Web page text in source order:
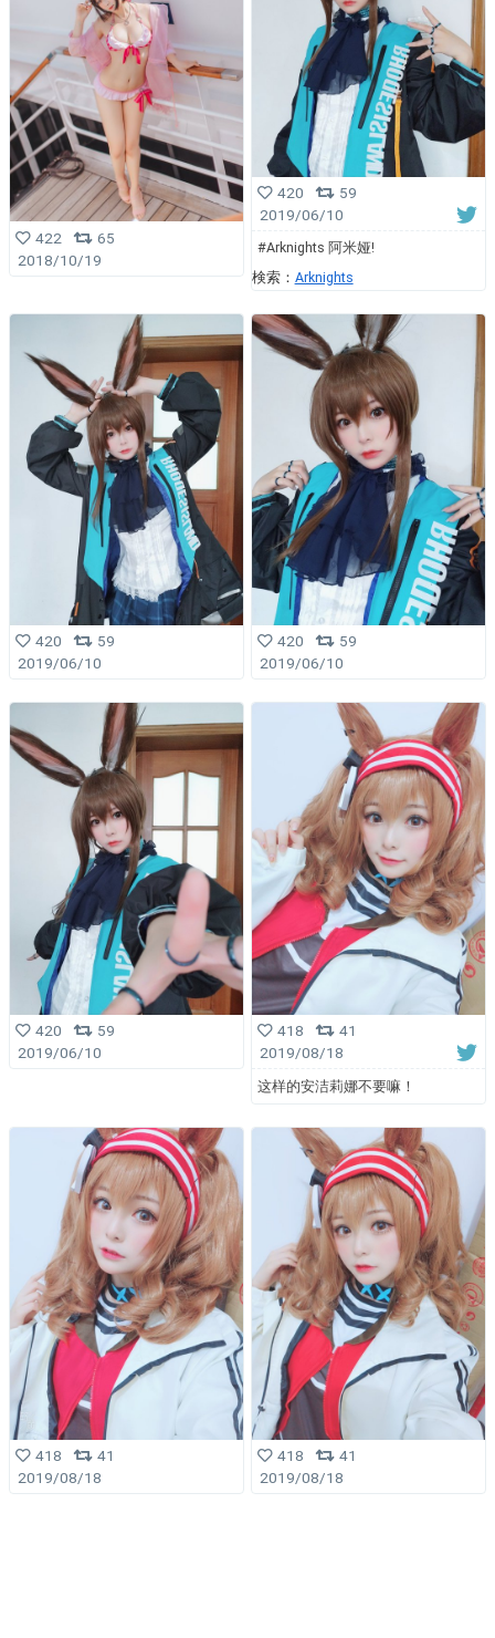
422
65
2018/10/19
420
59
2019/06/10
#Arknights 阿米娅!
検索： Arknights
420
59
2019/06/10
420
59
2019/06/10
420
59
2019/06/10
418
41
2019/08/18
这样的安洁莉娜不要嘛！
418
41
2019/08/18
418
41
2019/08/18